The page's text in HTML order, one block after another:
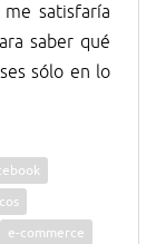
me satisfaría
saber qué
sólo en lo
e-commerce